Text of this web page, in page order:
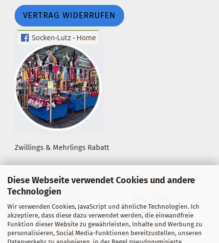
Diese Webseite verwendet Cookies und andere
Technologien
Wir verwenden Cookies, JavaScript und ähnliche Technologien. Ich
akzeptiere, dass diese dazu verwendet werden, die einwandfreie
Funktion dieser Website zu gewährleisten, Inhalte und Werbung zu
personalisieren, Social Media-Funktionen bereitzustellen, unseren
VERTRAG WIDERRUFEN
Zwillings & Mehrlings Rabatt